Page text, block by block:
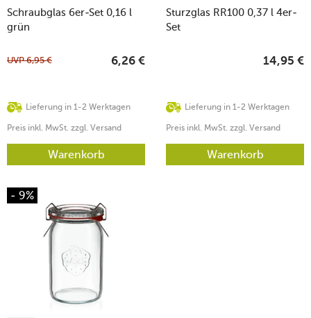
Schraubglas 6er-Set 0,16 l
grün
Lieferung in 1-2 Werktagen
UVP6,95 € 6,26 €
Preis inkl. MwSt. zzgl. Versand
Warenkorb
Sturzglas RR100 0,37 l 4er-
Set
Lieferung in 1-2 Werktagen
14,95 €
Preis inkl. MwSt. zzgl. Versand
Warenkorb
- 9%